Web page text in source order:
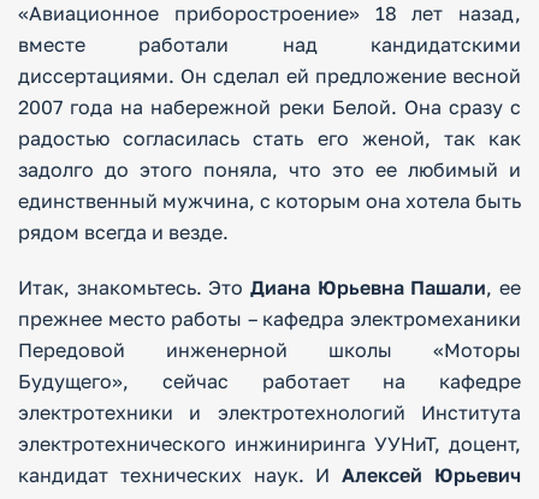
«Авиационное приборостроение» 18 лет назад,
вместе работали над кандидатскими
диссертациями. Он сделал ей предложение весной
2007 года на набережной реки Белой. Она сразу с
радостью согласилась стать его женой, так как
задолго до этого поняла, что это ее любимый и
единственный мужчина, с которым она хотела быть
рядом всегда и везде.
Итак, знакомьтесь. Это Диана Юрьевна Пашали, ее
прежнее место работы – кафедра электромеханики
Передовой инженерной школы «Моторы
Будущего», сейчас работает на кафедре
электротехники и электротехнологий Института
электротехнического инжиниринга УУНиТ, доцент,
кандидат технических наук. ИАлексей Юрьевич